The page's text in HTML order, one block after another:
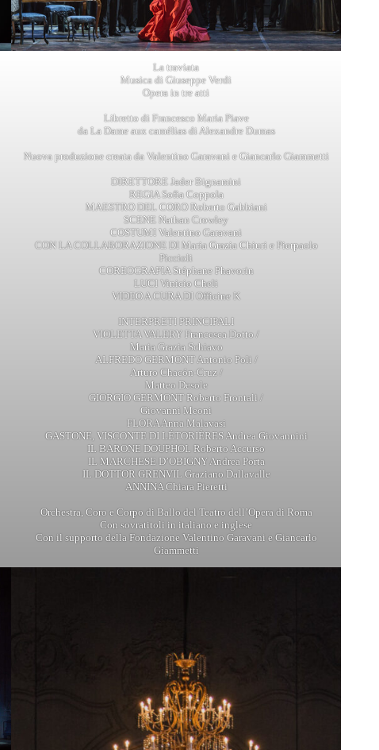
La traviata
Musica di Giuseppe Verdi
Opera in tre atti
Libretto di Francesco Maria Piave
da La Dame aux camélias di Alexandre Dumas
Nuova produzione creata da Valentino Garavani e Giancarlo Giammetti
DIRETTORE Jader Bignamini
REGIA Sofia Coppola
MAESTRO DEL CORO Roberto Gabbiani
SCENE Nathan Crowley
COSTUMI Valentino Garavani
CON LA COLLABORAZIONE DI Maria Grazia Chiuri e Pierpaolo
Piccioli
COREOGRAFIA Stéphane Phavorin
LUCI Vinicio Cheli
VIDEO A CURA DI Officine K
INTERPRETI PRINCIPALI
VIOLETTA VALERY Francesca Dotto /
Maria Grazia Schiavo
ALFREDO GERMONT Antonio Poli /
Arturo Chacón-Cruz /
Matteo Desole
GIORGIO GERMONT Roberto Frontali /
Giovanni Meoni
FLORA Anna Malavasi
GASTONE, VISCONTE DI LÉTORIÈRES Andrea Giovannini
IL BARONE DOUPHOL Roberto Accurso
IL MARCHESE D’OBIGNY Andrea Porta
IL DOTTOR GRENVIL Graziano Dallavalle
ANNINA Chiara Pieretti
Orchestra, Coro e Corpo di Ballo del Teatro dell’Opera di Roma
Con sovratitoli in italiano e inglese
Con il supporto della Fondazione Valentino Garavani e Giancarlo
Giammetti